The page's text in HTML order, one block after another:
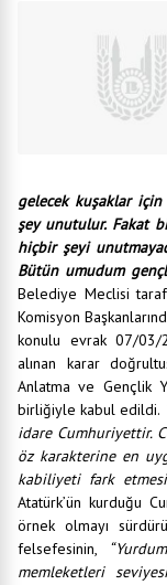
gelecek kuşaklar
şey unutulur. Fakat
hiçbir şeyi
Bütün umudum
Belediye Meclisi
Komisyon
konulu evrak 07/03/
alınan karar
Anlatma ve Gençlik
birliğiyle kabul edildi.
idare Cumhuriyettir.
öz karakterine en
kabiliyeti fark
Atatürk’ün kurduğu
örnek olmayı
felsefesinin,
memleketleri